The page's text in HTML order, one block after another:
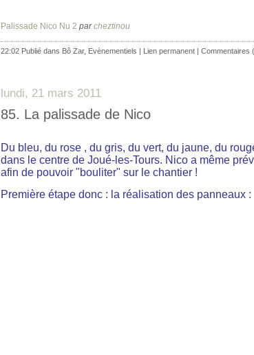
Palissade Nico Nu 2 parcheztinou
22:02 Publié dans Bô Zar, Evènementiels | Lien permanent | Commentaires
lundi, 21 mars 2011
85. La palissade de Nico
Du bleu, du rose , du gris, du vert, du jaune, du
dans le centre de Joué-les-Tours. Nico a même
afin de pouvoir "bouliter" sur le chantier !
Première étape donc : la réalisation des panneaux :